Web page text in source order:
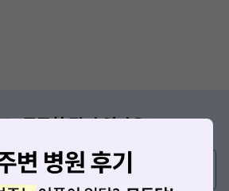
, 궁금한 점이 있나요?
요